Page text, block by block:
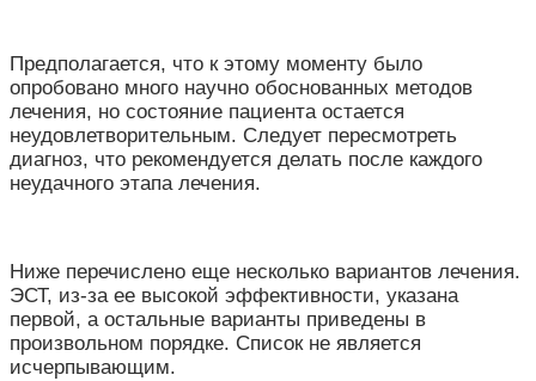
Предполагается, что к этому моменту было
опробовано много научно обоснованных методов
лечения, но состояние пациента остается
неудовлетворительным. Следует пересмотреть
диагноз, что рекомендуется делать после каждого
неудачного этапа лечения.
Ниже перечислено еще несколько вариантов лечения.
ЭСТ, из-за ее высокой эффективности, указана
первой, а остальные варианты приведены в
произвольном порядке. Список не является
исчерпывающим.